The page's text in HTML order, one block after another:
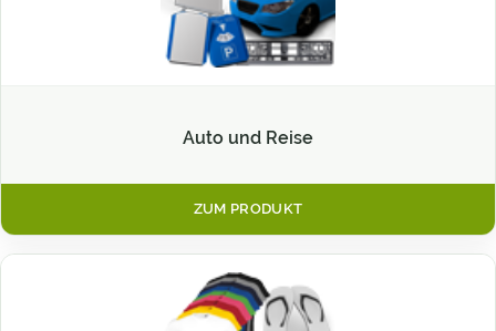
Auto und Reise
ZUM PRODUKT